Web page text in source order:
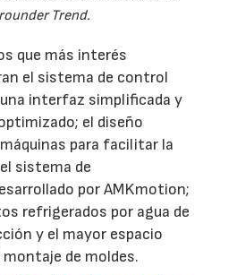
Trend.
que más interés
el sistema de control
interfaz simplificada y
el diseño
para facilitar la
sistema de
por AMKmotion;
refrigerados por agua de
y el mayor espacio
montaje de moldes.